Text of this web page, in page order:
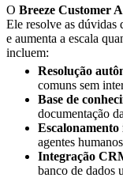
O Breeze Customer
Ele resolve as dúvidas
e aumenta a escala
incluem:
Resolução
comuns sem
Base de
documentação
Escalonamento
agentes humanos
Integração
banco de dados